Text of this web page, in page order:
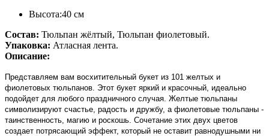
Высота:40 см
Состав: Тюльпан жёлтый, Тюльпан фиолетовый.
Упаковка: Атласная лента.
Описание:
Представляем вам восхитительный букет из 101 желтых и
фиолетовых тюльпанов. Этот букет яркий и красочный, идеально
подойдет для любого праздничного случая. Желтые тюльпаны
символизируют счастье, радость и дружбу, а фиолетовые тюльпаны -
таинственность, магию и роскошь. Сочетание этих двух цветов
создает потрясающий эффект, который не оставит равнодушными ни